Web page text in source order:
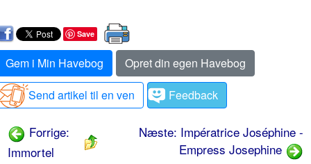
Save
Gem i Min Havebog
Opret din egen Havebog
Send artikel til en ven
Feedback
Forrige:
Immortel
Næste: Impératrice Joséphine -
Empress Josephine